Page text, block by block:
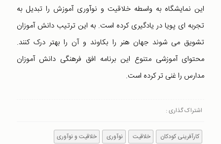
این نمایشگاه به واسطه خلاقیت و نوآوری آموزش را تبدیل به
تجربه ای پویا در یادگیری کرده است. به این ترتیب دانش آموزان
تشویق می شوند جهان هنر را بکاوند و آن را بهتر درک کنند.
محتوای آموزشی متنوع این برنامه افق فرهنگی دانش آموزان
مدارس را غنی تر کرده است.
اشتراک گذاری :
کارآفرینی کودکان خلاقیت نوآوری خلاقیت و نوآوری